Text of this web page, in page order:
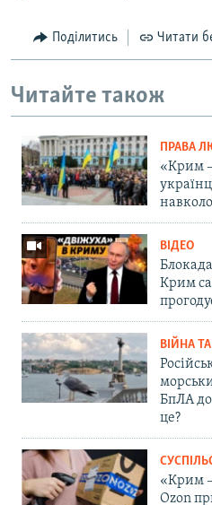
Поділитись Читати
Читайте також
ПРАВА
«Крим
ВІДЕО
Блокада
Крим
ВІЙНА
БпЛА до
це?
«Крим
Ozon